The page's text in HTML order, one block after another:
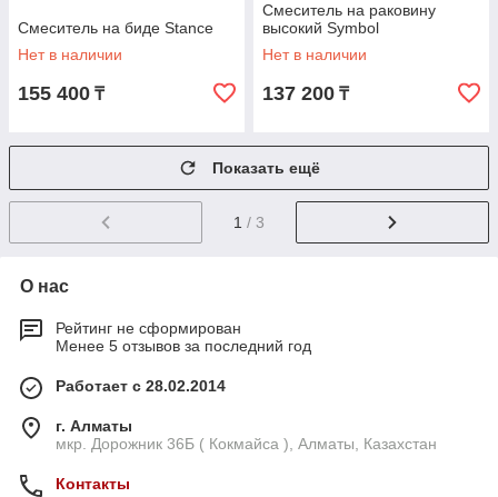
Смеситель на биде Stance
Нет в наличии
155 400 ₸
Смеситель на раковину
высокий Symbol
Нет в наличии
137 200 ₸
Показать ещё
1 / 3
О нас
Рейтинг не сформирован
Менее 5 отзывов за последний год
Работает с 28.02.2014
г. Алматы
мкр. Дорожник 36Б ( Кокмайса ), Алматы, Казахстан
Контакты